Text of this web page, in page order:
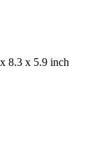
8.3 x 5.9 inch